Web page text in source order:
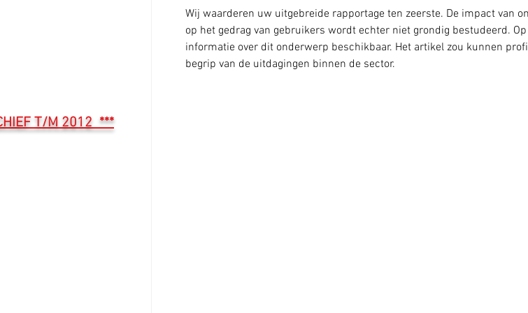
Wij waarderen uw uitgebreide rapportage ten zeerste. De impact van
op het gedrag van gebruikers wordt echter niet grondig bestudeerd.
informatie over dit onderwerp beschikbaar. Het artikel zou kunnen
begrip van de uitdagingen binnen de sector.
T/M 2012 ***